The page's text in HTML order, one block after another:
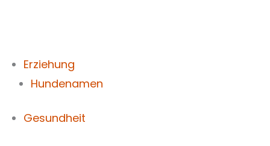
Erziehung
Hundenamen
Gesundheit